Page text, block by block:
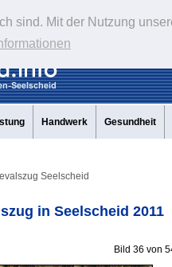
sind. Mit der Nutzung
Handwerk Gesundheit
Seelscheid
in Seelscheid 2011
Bild 36 von